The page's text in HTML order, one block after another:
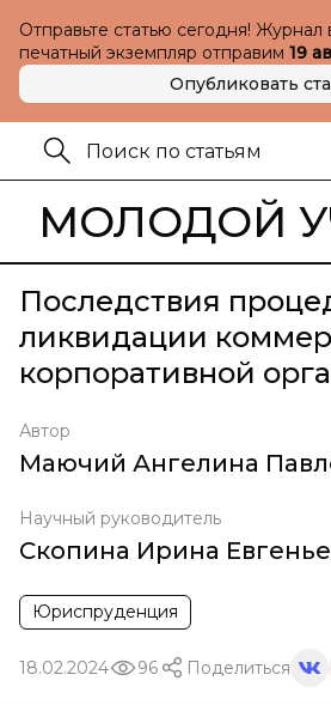
Отправьте статью сегодня! Журнал
печатный экземпляр отправим 19
Опубликовать
МОЛОДОЙ
Последствия
ликвидации
корпоративной
Автор
Маючий Ангелина
Научный руководитель
Скопина Ирина
Юриспруденция
18.02.2024 96 Поделиться